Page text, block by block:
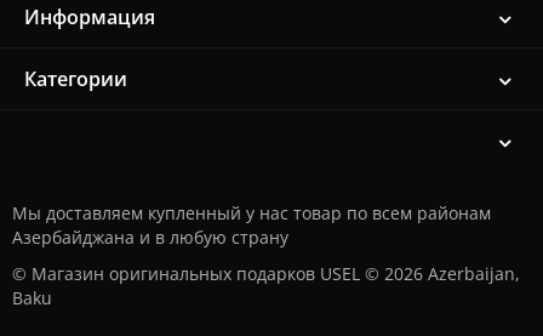
Информация
Категории
Мы доставляем купленный у нас товар по всем районам
Азербайджана и в любую страну
© Магазин оригинальных подарков USEL © 2026 Azerbaijan,
Baku